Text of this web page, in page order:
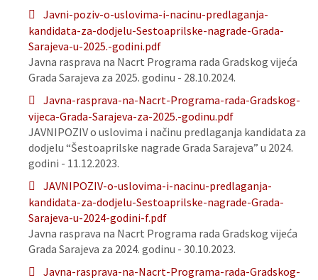
Javni-poziv-o-uslovima-i-nacinu-predlaganja-
kandidata-za-dodjelu-Sestoaprilske-nagrade-Grada-
Sarajeva-u-2025.-godini.pdf
Javna rasprava na Nacrt Programa rada Gradskog vijeća
Grada Sarajeva za 2025. godinu - 28.10.2024.
Javna-rasprava-na-Nacrt-Programa-rada-Gradskog-
vijeca-Grada-Sarajeva-za-2025.-godinu.pdf
JAVNIPOZIV o uslovima i načinu predlaganja kandidata za
dodjelu “Šestoaprilske nagrade Grada Sarajeva” u 2024.
godini - 11.12.2023.
JAVNIPOZIV-o-uslovima-i-nacinu-predlaganja-
kandidata-za-dodjelu-Sestoaprilske-nagrade-Grada-
Sarajeva-u-2024-godini-f.pdf
Javna rasprava na Nacrt Programa rada Gradskog vijeća
Grada Sarajeva za 2024. godinu - 30.10.2023.
Javna-rasprava-na-Nacrt-Programa-rada-Gradskog-